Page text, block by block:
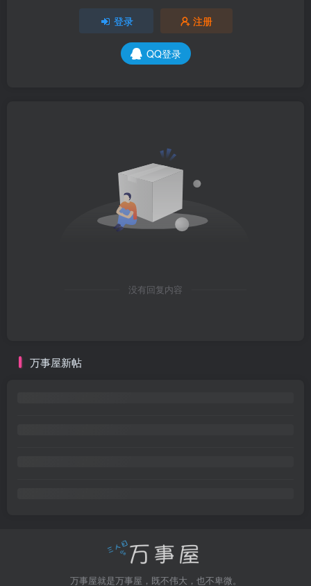
登录 注册
QQ登录
没有回复内容
万事屋新帖
万事屋就是万事屋，既不伟大，也不卑微。